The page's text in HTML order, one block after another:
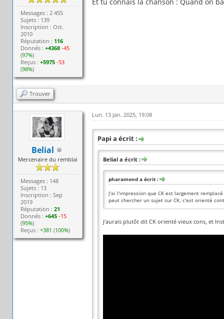
Messages : 2 455
Sujets : 139
Inscription : Oct.
2010
Réputation : 116
Donnés :+4368 -45
(97%)
Reçus :+5975 -53
(98%)
Trouver
Belial
Mercenaire du remblai
Messages : 148
Sujets : 13
Inscription : Sep
2019
Réputation :21
Donnés :+645 -15
(95%)
Reçus :+381 (100%)
Lun. 13 Jan. 2025, 19:08
Papi a écrit :
Belial a écrit :
pharamond a écrit :
J'ai l'impression que CK est largement
peut chercher un sujet sur CK, c'est orienté
J'aurais plutôt dit CK orienté vieux cons, et